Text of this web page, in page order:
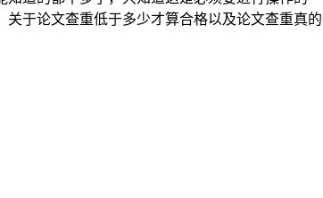
于论文查重低于多少才算合格以及论文查重真